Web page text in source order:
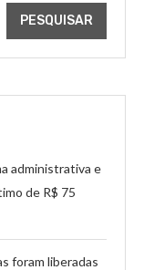
PESQUISAR
administrativa e
de R$ 75
foram liberadas